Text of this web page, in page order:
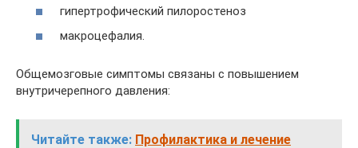
гипертрофический пилоростеноз
макроцефалия.
Общемозговые симптомы связаны с повышением
внутричерепного давления:
Читайте также: Профилактика и лечение